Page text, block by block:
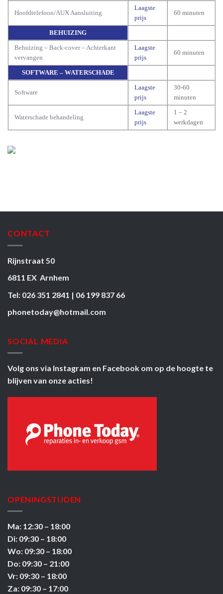
Hoofdtelefoon/AUX Aansluiting
Laagste
prijs
60 minuten
BEHUIZING
Behuizing – Back-cover – Achterkant
vervangen
Laagste
prijs
60 minuten
SOFTWARE – WATERSCHADE
Software
Laagste
prijs
30-60
minuten
Waterschade behandeling
Laagste
prijs
1 – 2
werkdagen
CONTACT
Rijnstraat 50
6811 EX Arnhem
Tel: 026 351 2841 | 06 199 837 66
phonetoday@hotmail.com
SOCIAL MEDIA
Volg ons via Instagram en Facebook om op de hoogte te
blijven van onze acties!
OPENINGSTIJDEN
Ma: 12:30 – 18:00
Di: 09:30 – 18:00
Wo: 09:30 – 18:00
Do: 09:30 – 21:00
Vr: 09:30 – 18:00
Za: 09:30 – 17:00